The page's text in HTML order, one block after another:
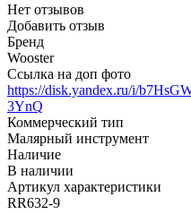
Нет отзывов
Добавить отзыв
Бренд
Wooster
Ссылка на доп фото
https://disk.yandex.ru/i/
3YnQ
Коммерческий тип
Малярный инструмент
Наличие
В наличии
Артикул характеристики
RR632-9